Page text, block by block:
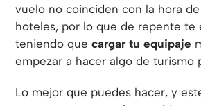
vuelo no coinciden con la hora
hoteles, por lo que de repente te
teniendo quecargar tu equipaje
empezar a hacer algo de turismo
Lo mejor que puedes hacer, y